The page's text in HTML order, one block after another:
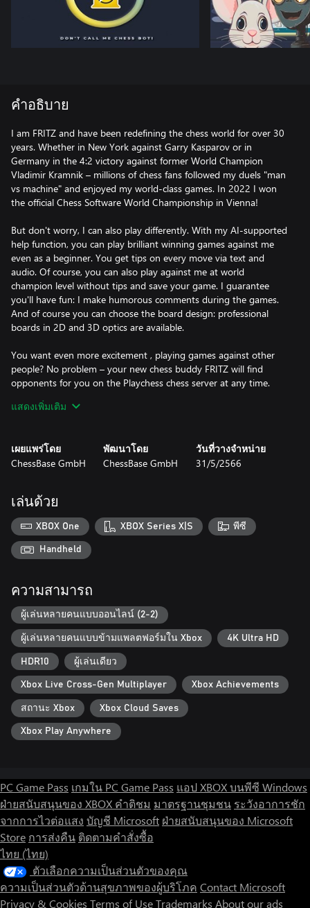
คำอธิบาย
I am FRITZ and have been redefining the chess world for over 30
years. Whether in New York against Garry Kasparov or in
Germany in the 4:2 victory against former World Champion
Vladimir Kramnik – millions of chess fans followed my duels "man
vs machine" and enjoyed my world-class games. In 2022 I won
the official Chess Software World Championship in Vienna!
But don't worry, I can also play differently. With my AI-supported
help function, you can play brilliant winning games against me
even as a beginner. You get tips on every move via text and
audio. Of course, you can also play against me at world
champion level without tips and save your game. I guarantee
you'll have fun: I make humorous comments during the games.
And of course you can choose the board design: professional
boards in 2D and 3D optics are available.
You want even more excitement , playing games against other
people? No problem – your new chess buddy FRITZ will find
opponents for you on the Playchess chess server at any time.
แสดงเพิ่มเติม
เผยแพร่โดย
ChessBase GmbH
พัฒนาโดย
ChessBase GmbH
วันที่วางจำหน่าย
31/5/2566
เล่นด้วย
XBOX One XBOX Series X|S พีซี
Handheld
ความสามารถ
ผู้เล่นหลายคนแบบออนไลน์ (2-2)
ผู้เล่นหลายคนแบบข้ามแพลตฟอร์มใน Xbox 4K Ultra HD
HDR10 ผู้เล่นเดียว
Xbox Live Cross-Gen Multiplayer Xbox Achievements
สถานะ Xbox Xbox Cloud Saves
Xbox Play Anywhere
PC Game Pass เกมใน PC Game Pass แอป XBOX บนพีซี Windows
ฝ่ายสนับสนุนของ XBOX คำติชม มาตรฐานชุมชน ระวังอาการชัก
จากการไวต่อแสง บัญชี Microsoft ฝ่ายสนับสนุนของ Microsoft
Store การส่งคืน ติดตามคำสั่งซื้อ
ไทย (ไทย)
ตัวเลือกความเป็นส่วนตัวของคุณ
ความเป็นส่วนตัวด้านสุขภาพของผู้บริโภค Contact Microsoft
Privacy & Cookies Terms of UseTrademarks About our ads